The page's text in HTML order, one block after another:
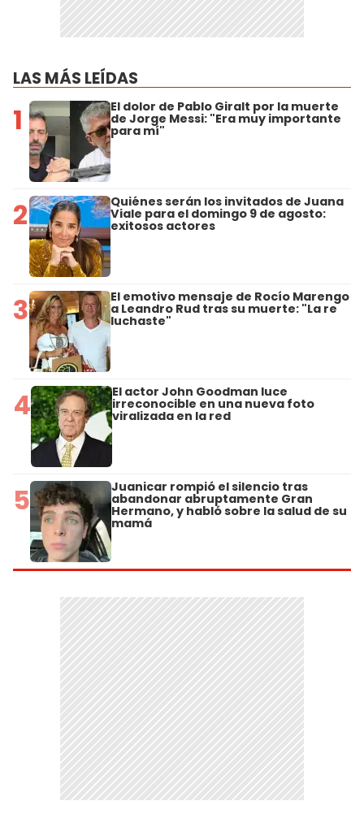
LAS MÁS LEÍDAS
1 El dolor de Pablo Giralt por la muerte
de Jorge Messi: "Era muy importante
para mí"
2 Quiénes serán los invitados de Juana
Viale para el domingo 9 de agosto:
exitosos actores
3 El emotivo mensaje de Rocío Marengo
a Leandro Rud tras su muerte: "La re
luchaste"
4 El actor John Goodman luce
irreconocible en una nueva foto
viralizada en la red
5 Juanicar rompió el silencio tras
abandonar abruptamente Gran
Hermano, y habló sobre la salud de su
mamá